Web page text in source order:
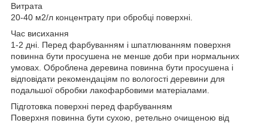
Витрата
20-40 м2/л концентрату при обробці поверхні.
Час висихання
1-2 дні. Перед фарбуванням і шпатлюванням поверхня
повинна бути просушена не менше доби при нормальних
умовах. Оброблена деревина повинна бути просушена і
відповідати рекомендаціям по вологості деревини для
подальшої обробки лакофарбовими матеріалами.
Підготовка поверхні перед фарбуванням
Поверхня повинна бути сухою, ретельно очищеною від